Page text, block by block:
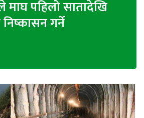
माघ पहिलो सातादेखि
गर्ने